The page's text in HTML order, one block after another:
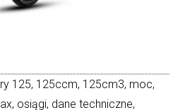
125, 125ccm, 125cm3, moc,
osiągi, dane techniczne,